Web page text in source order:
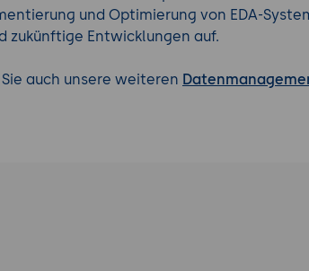
und Optimierung von EDA-
zukünftige Entwicklungen auf.
auch unsere weiteren